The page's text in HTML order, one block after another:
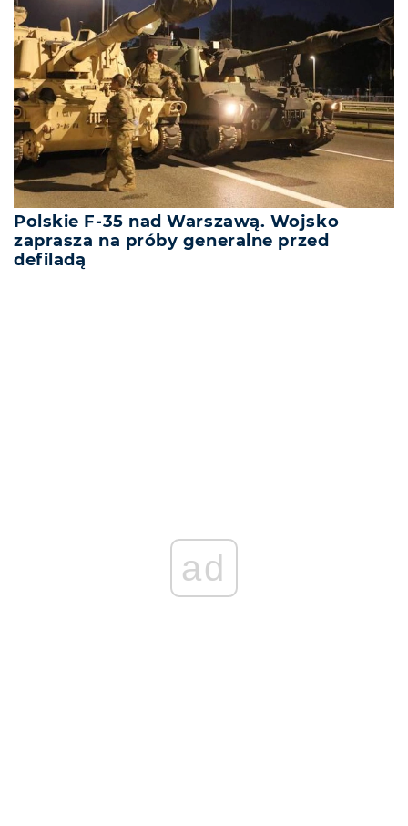
Polskie F-35 nad Warszawą. Wojsko
zaprasza na próby generalne przed
defiladą